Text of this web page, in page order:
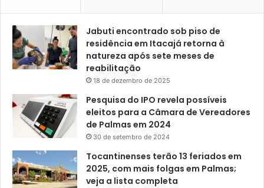
Jabuti encontrado sob piso de
residência em Itacajá retorna à
natureza após sete meses de
reabilitação
18 de dezembro de 2025
Pesquisa do IPO revela possíveis
eleitos para a Câmara de Vereadores
de Palmas em 2024
30 de setembro de 2024
Tocantinenses terão 13 feriados em
2025, com mais folgas em Palmas;
veja a lista completa